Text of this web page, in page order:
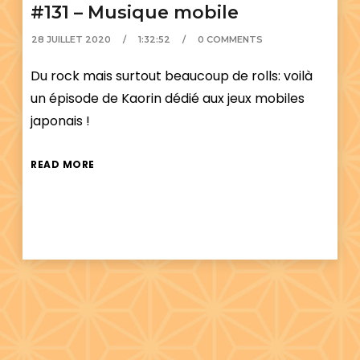
#131 – Musique mobile
28 JUILLET 2020 1:32:52 0 COMMENTS
Du rock mais surtout beaucoup de rolls: voilà
un épisode de Kaorin dédié aux jeux mobiles
japonais !
READ MORE